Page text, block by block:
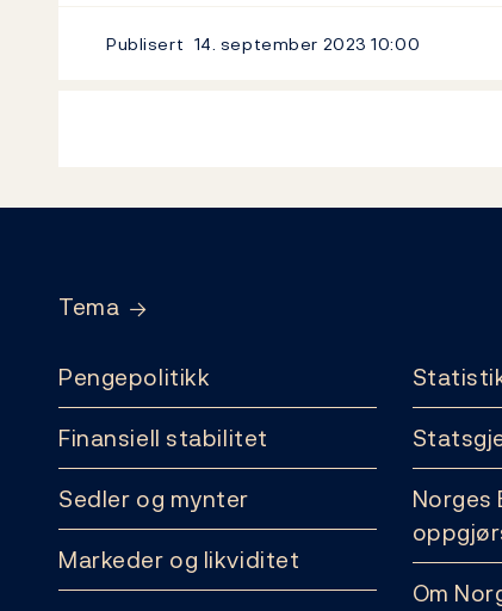
Publisert 14. september 202310:00
Tema
Pengepolitikk
Finansiell stabilitet
Sedler og mynter
Markeder og likviditet
Norges
Om